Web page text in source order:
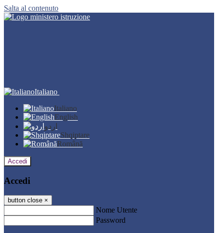
Salta al contenuto
Italiano
Italiano
English
اردو
Shqiptare
Română
Accedi
Accedi
button close ×
Nome Utente
Password